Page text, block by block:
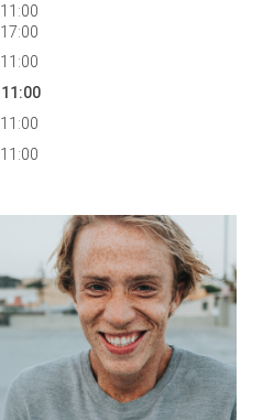
11:00
17:00
11:00
11:00
11:00
11:00